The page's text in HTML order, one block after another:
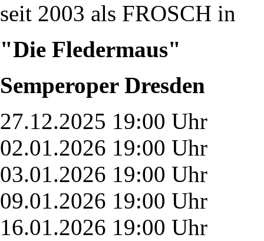
seit 2003 als FROSCH in
"Die Fledermaus"
Semperoper Dresden
27.12.2025 19:00 Uhr
02.01.2026 19:00 Uhr
03.01.2026 19:00 Uhr
09.01.2026 19:00 Uhr
16.01.2026 19:00 Uhr